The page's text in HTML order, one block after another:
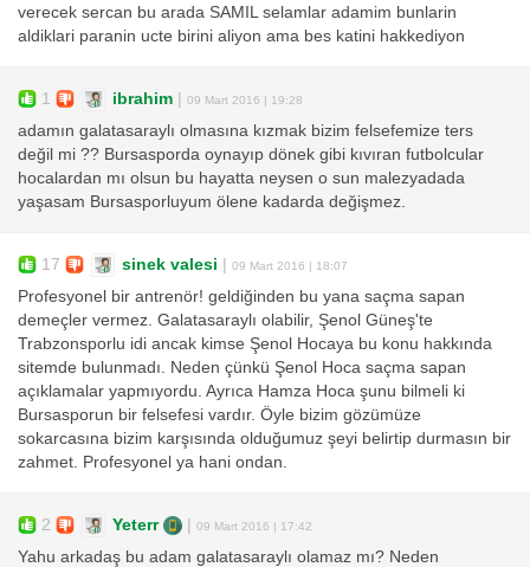
verecek sercan bu arada SAMIL selamlar adamim bunlarin
aldiklari paranin ucte birini aliyon ama bes katini hakkediyon
1 ibrahim 09 Mart 2016 | 19:28
adamın galatasaraylı olmasına kızmak bizim felsefemize ters
değil mi ?? Bursasporda oynayıp dönek gibi kıvıran futbolcular
hocalardan mı olsun bu hayatta neysen o sun malezyadada
yaşasam Bursasporluyum ölene kadarda değişmez.
17 sinek valesi 09 Mart 2016 | 18:07
Profesyonel bir antrenör! geldiğinden bu yana saçma sapan
demeçler vermez. Galatasaraylı olabilir, Şenol Güneş'te
Trabzonsporlu idi ancak kimse Şenol Hocaya bu konu hakkında
sitemde bulunmadı. Neden çünkü Şenol Hoca saçma sapan
açıklamalar yapmıyordu. Ayrıca Hamza Hoca şunu bilmeli ki
Bursasporun bir felsefesi vardır. Öyle bizim gözümüze
sokarcasına bizim karşısında olduğumuz şeyi belirtip durmasın bir
zahmet. Profesyonel ya hani ondan.
2 Yeterr 09 Mart 2016 | 17:42
Yahu arkadaş bu adam galatasaraylı olamaz mı? Neden